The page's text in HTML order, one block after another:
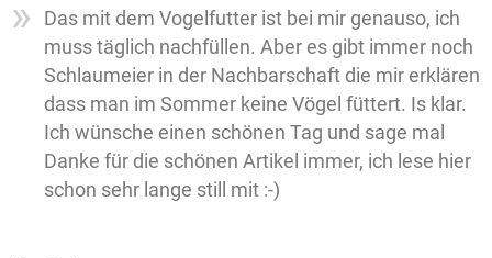
Das mit dem Vogelfutter ist bei mir genauso, ich
muss täglich nachfüllen. Aber es gibt immer noch
Schlaumeier in der Nachbarschaft die mir erklären
dass man im Sommer keine Vögel füttert. Is klar.
Ich wünsche einen schönen Tag und sage mal
Danke für die schönen Artikel immer, ich lese hier
schon sehr lange still mit :-)